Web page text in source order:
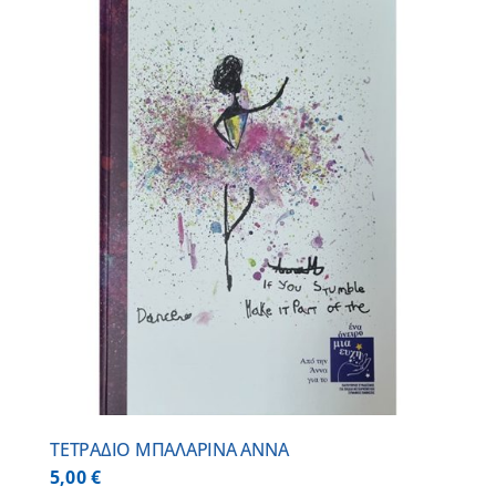
ΤΕΤΡΑΔΙΟ ΜΠΑΛΑΡΙΝΑ ΑΝΝΑ
5,00€